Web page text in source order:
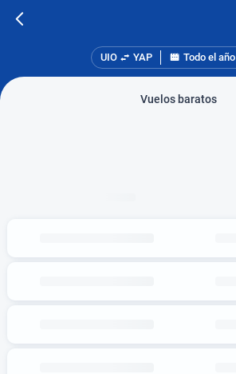
UIO YAP Todo el año
Vuelos baratos